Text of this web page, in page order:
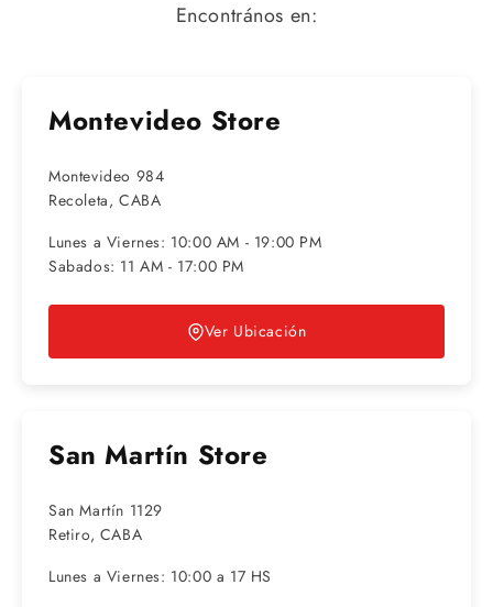
Encontrános en:
Montevideo Store
Montevideo 984
Recoleta, CABA
Lunes a Viernes: 10:00 AM - 19:00 PM
Sabados: 11 AM - 17:00 PM
Ver Ubicación
San Martín Store
San Martín 1129
Retiro, CABA
Lunes a Viernes: 10:00 a 17 HS